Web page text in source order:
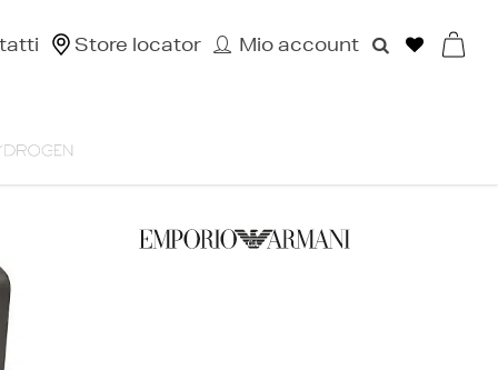
Store locator Mio account